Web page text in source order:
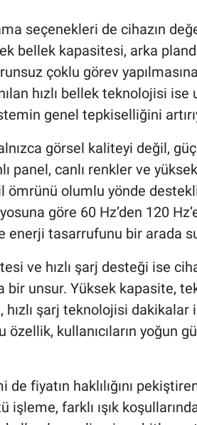
seçenekleri de cihazın
bellek kapasitesi, arka
çoklu görev
hızlı bellek teknolojisi ise
genel tepkiselliğini
görsel kaliteyi değil,
panel, canlı renkler ve
olumlu yönde
göre 60 Hz’den 120
enerji tasarrufunu bir arada
ve hızlı şarj desteği ise
bir unsur. Yüksek kapasite,
hızlı şarj teknolojisi dakikalar
özellik, kullanıcıların yoğun
de fiyatın haklılığını
işleme, farklı ışık